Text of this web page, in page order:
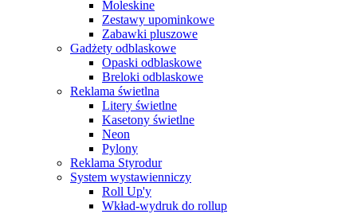
Moleskine
Zestawy upominkowe
Zabawki pluszowe
Gadżety odblaskowe
Opaski odblaskowe
Breloki odblaskowe
Reklama świetlna
Litery świetlne
Kasetony świetlne
Neon
Pylony
Reklama Styrodur
System wystawienniczy
Roll Up'y
Wkład-wydruk do rollup